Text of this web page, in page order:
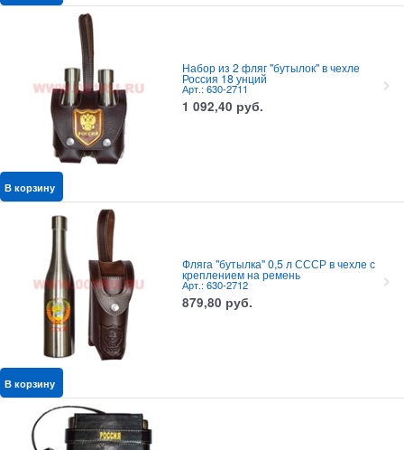
Набор из 2 фляг "бутылок" в чехле
Россия 18 унций
Арт.: 630-2711
1 092,40 руб.
В корзину
Фляга "бутылка" 0,5 л СССР в чехле с
креплением на ремень
Арт.: 630-2712
879,80 руб.
В корзину